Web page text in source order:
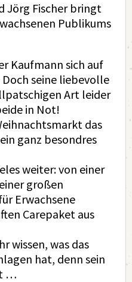
Jörg Fischer bringt
Publikums
Kaufmann sich auf
seine liebevolle
Art leider
in Not!
das
ganz besondres
weiter: von einer
großen
Erwachsene
Carepaket aus
wissen, was das
hat, denn sein
…